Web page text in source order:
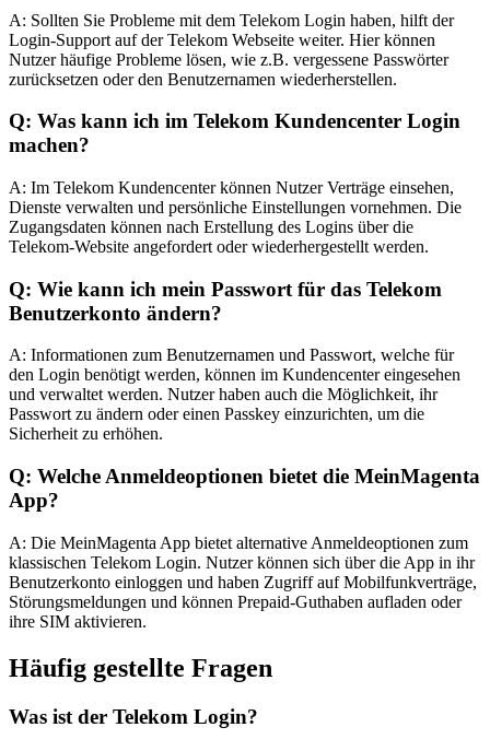
A: Sollten Sie Probleme mit dem Telekom Login haben, hilft der
Login-Support auf der Telekom Webseite weiter. Hier können
Nutzer häufige Probleme lösen, wie z.B. vergessene Passwörter
zurücksetzen oder den Benutzernamen wiederherstellen.
Q: Was kann ich im Telekom Kundencenter Login
machen?
A: Im Telekom Kundencenter können Nutzer Verträge einsehen,
Dienste verwalten und persönliche Einstellungen vornehmen. Die
Zugangsdaten können nach Erstellung des Logins über die
Telekom-Website angefordert oder wiederhergestellt werden.
Q: Wie kann ich mein Passwort für das Telekom
Benutzerkonto ändern?
A: Informationen zum Benutzernamen und Passwort, welche für
den Login benötigt werden, können im Kundencenter eingesehen
und verwaltet werden. Nutzer haben auch die Möglichkeit, ihr
Passwort zu ändern oder einen Passkey einzurichten, um die
Sicherheit zu erhöhen.
Q: Welche Anmeldeoptionen bietet die MeinMagenta
App?
A: Die MeinMagenta App bietet alternative Anmeldeoptionen zum
klassischen Telekom Login. Nutzer können sich über die App in ihr
Benutzerkonto einloggen und haben Zugriff auf Mobilfunkverträge,
Störungsmeldungen und können Prepaid-Guthaben aufladen oder
ihre SIM aktivieren.
Häufig gestellte Fragen
Was ist der Telekom Login?